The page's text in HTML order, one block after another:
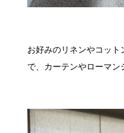
お好みのリネンやコッ
で、カーテンやローマン